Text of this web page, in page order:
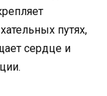
путях,
сердце и